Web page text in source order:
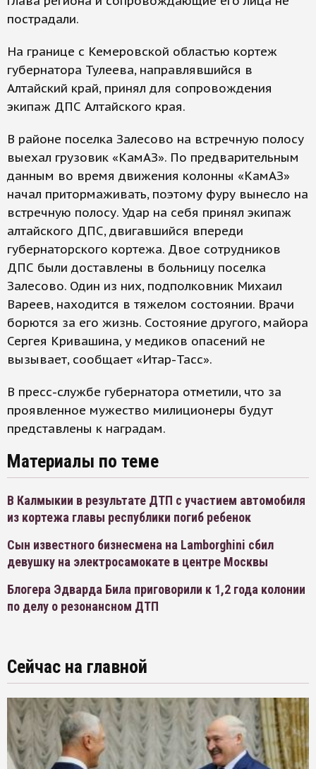
пострадали.
На границе с Кемеровской областью кортеж
губернатора Тулеева, направлявшийся в
Алтайский край, принял для сопровождения
экипаж ДПС Алтайского края.
В районе поселка Залесово на встречную полосу
выехал грузовик «КамАЗ». По предварительным
данным во время движения колонны «КамАЗ»
начал притормаживать, поэтому фуру вынесло на
встречную полосу. Удар на себя принял экипаж
алтайского ДПС, двигавшийся впереди
губернаторского кортежа. Двое сотрудников
ДПС были доставлены в больницу поселка
Залесово. Один из них, подполковник Михаил
Вареев, находится в тяжелом состоянии. Врачи
борются за его жизнь. Состояние другого, майора
Сергея Кривашина, у медиков опасений не
вызывает, сообщает «Итар-Тасс».
В пресс-службе губернатора отметили, что за
проявленное мужество милиционеры будут
представлены к наградам.
Материалы по теме
В Калмыкии в результате ДТП с участием автомобиля
из кортежа главы республики погиб ребенок
Сын известного бизнесмена на Lamborghini сбил
девушку на электросамокате в центре Москвы
Блогера Эдварда Била приговорили к 1,2 года колонии
по делу о резонансном ДТП
Сейчас на главной